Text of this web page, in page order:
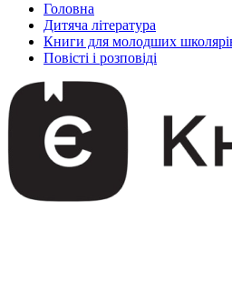
Головна
Дитяча література
Книги для молодших
Повісті і розповіді